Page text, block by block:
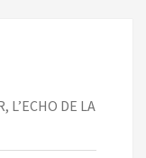
L’ECHO DE LA